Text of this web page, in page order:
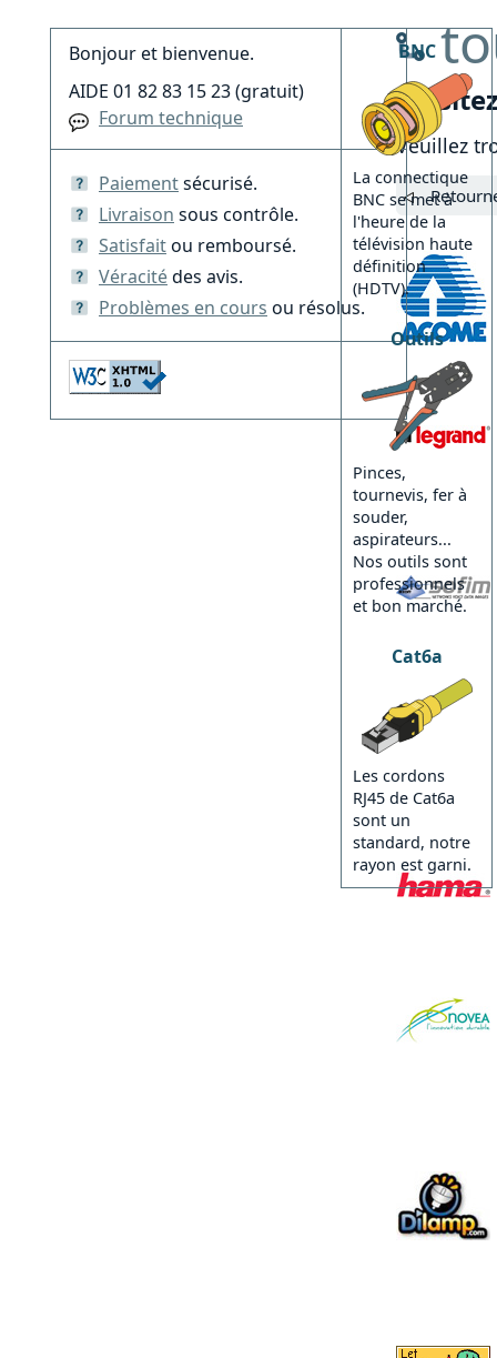
•
BNC
La connectique
BNC se met à
l'heure de la
télévision haute
définition
(HDTV).
Outils
Pinces,
tournevis, fer à
souder,
aspirateurs...
Nos outils sont
professionnels
et bon marché.
Cat6a
Les cordons
RJ45 de Cat6a
sont un
standard, notre
rayon est garni.
Veuillez
Bonjour et bienvenue.
AIDE 01 82 83 15 23 (gratuit)
Forum technique
Paiementsécurisé.
Livraison sous contrôle.
Satisfaitou remboursé.
Véracitédes avis.
Problèmes en cours ou résolus.